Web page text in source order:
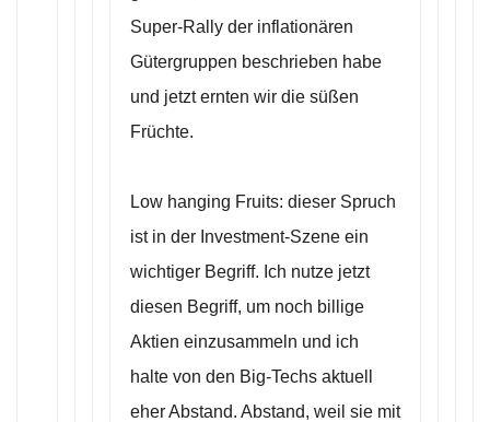
Super-Rally der inflationären
Gütergruppen beschrieben habe
und jetzt ernten wir die süßen
Früchte.
Low hanging Fruits: dieser Spruch
ist in der Investment-Szene ein
wichtiger Begriff. Ich nutze jetzt
diesen Begriff, um noch billige
Aktien einzusammeln und ich
halte von den Big-Techs aktuell
eher Abstand. Abstand, weil sie mit